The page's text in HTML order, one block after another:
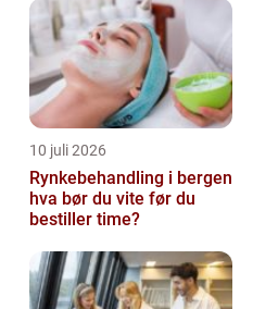
10 juli 2026
Rynkebehandling i bergen
hva bør du vite før du
bestiller time?